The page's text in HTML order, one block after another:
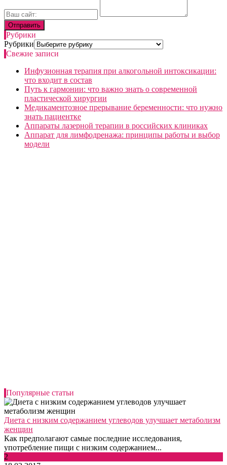
Рубрики
Рубрики
Свежие записи
Инфузионная терапия при алкогольной интоксикации:
что входит в состав
Путь к гармонии: что важно знать о современной
пластической хирургии
Медикаментозное прерывание беременности: что нужно
знать пациентке
Аппараты лазерной терапии в российских клиниках
Аппарат для лимфодренажа: принципы работы и выбор
модели
Популярные статьи
Диета с низким содержанием углеводов улучшает метаболизм
женщин
Как предполагают самые последние исследования,
употребление пищи с низким содержанием...
2